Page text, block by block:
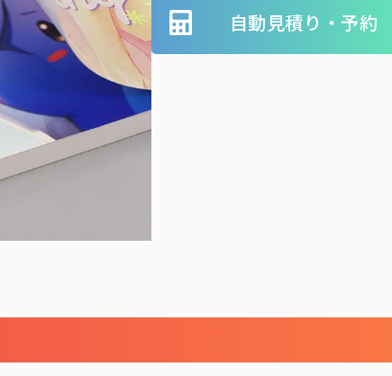
自動見積り・予約